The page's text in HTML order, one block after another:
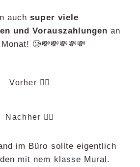
auchsuper viele
und Vorauszahlungen an
🥲💸💸💸💸💸
Vorher 👎🏻
Nachher 👍🏻
im Büro sollte eigentlich
mit nem klasse Mural.